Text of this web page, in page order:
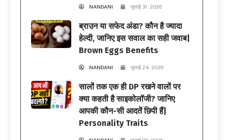
NANDANI जुलाई 31, 2026
ब्राउन या सफेद अंडा? कौन है ज्यादा
हेल्दी, जानिए इस सवाल का सही जवाब|
Brown Eggs Benefits
NANDANI जुलाई 24, 2026
सालों तक एक ही DP रखने वालों पर
क्या कहती है साइकोलॉजी? जानिए
आपकी कौन-सी आदतें छिपी हैं|
Personality Traits